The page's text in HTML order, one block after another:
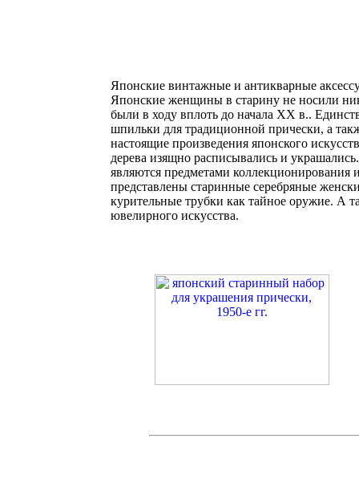
Японские винтажные и антикварные
Японские женщины в старину не носили
были в ходу вплоть до начала ХХ в..
шпильки для традиционной прически, а
настоящие произведения японского
дерева изящно расписывались и
являются предметами
представлены старинные серебряные
курительные трубки как тайное оружие. А
ювелирного искусства.